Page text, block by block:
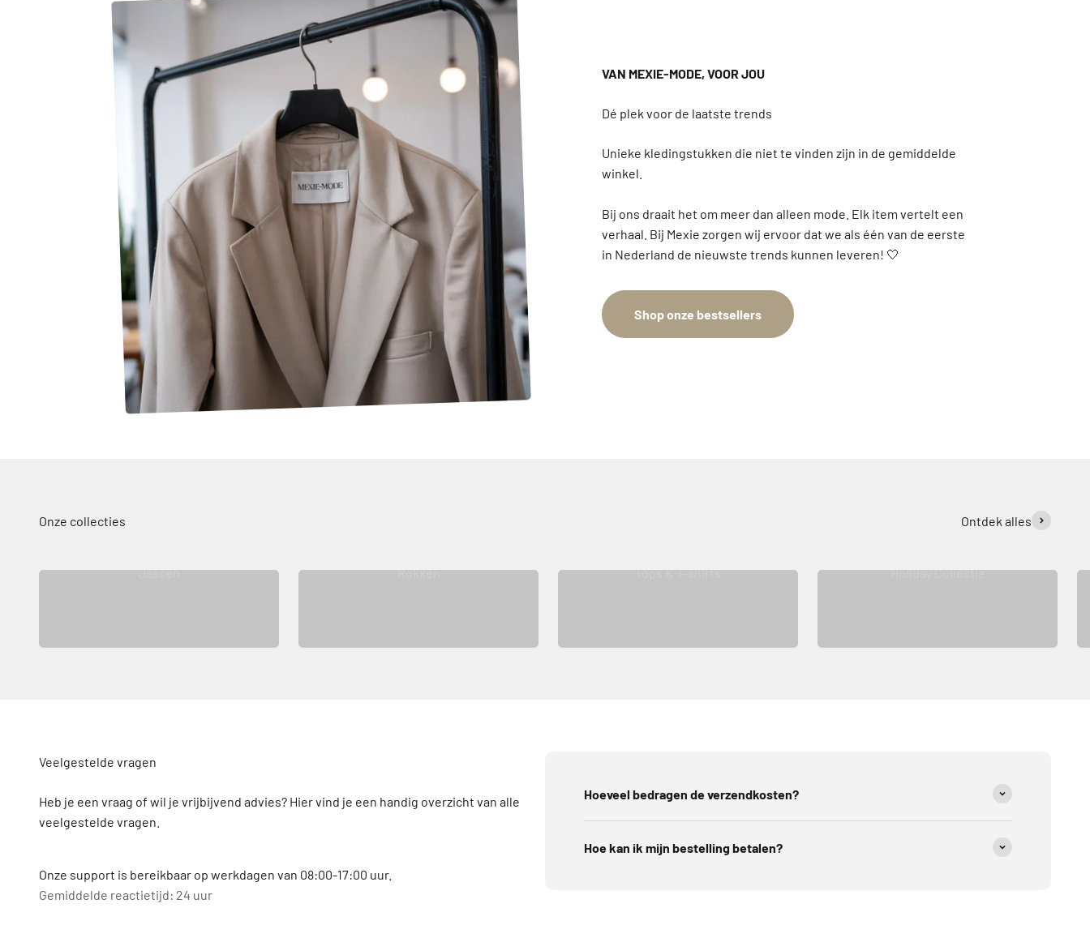
VAN MEXIE-MODE, VOOR JOU
Unieke kledingstukken die niet te vinden zijn in de gemiddelde
winkel.
Bij ons draait het om meer dan alleen mode. Elk item vertelt een
verhaal. Bij Mexie zorgen wij ervoor dat we als één van de eerste
in Nederland de nieuwste trends kunnen leveren! 🤍
Shop onze bestsellers
Ontdek alles
Jassen Rokken Tops & T-shirts Holiday Collectie
Veelgestelde vragen
Heb je een vraag of wil je vrijbijvend advies? Hier vind je een handig overzicht van alle
veelgestelde vragen.
Onze support is bereikbaar op werkdagen van 08:00-17:00 uur.
Gemiddelde reactietijd: 24 uur
Hoeveel bedragen de verzendkosten?
Hoe kan ik mijn bestelling betalen?